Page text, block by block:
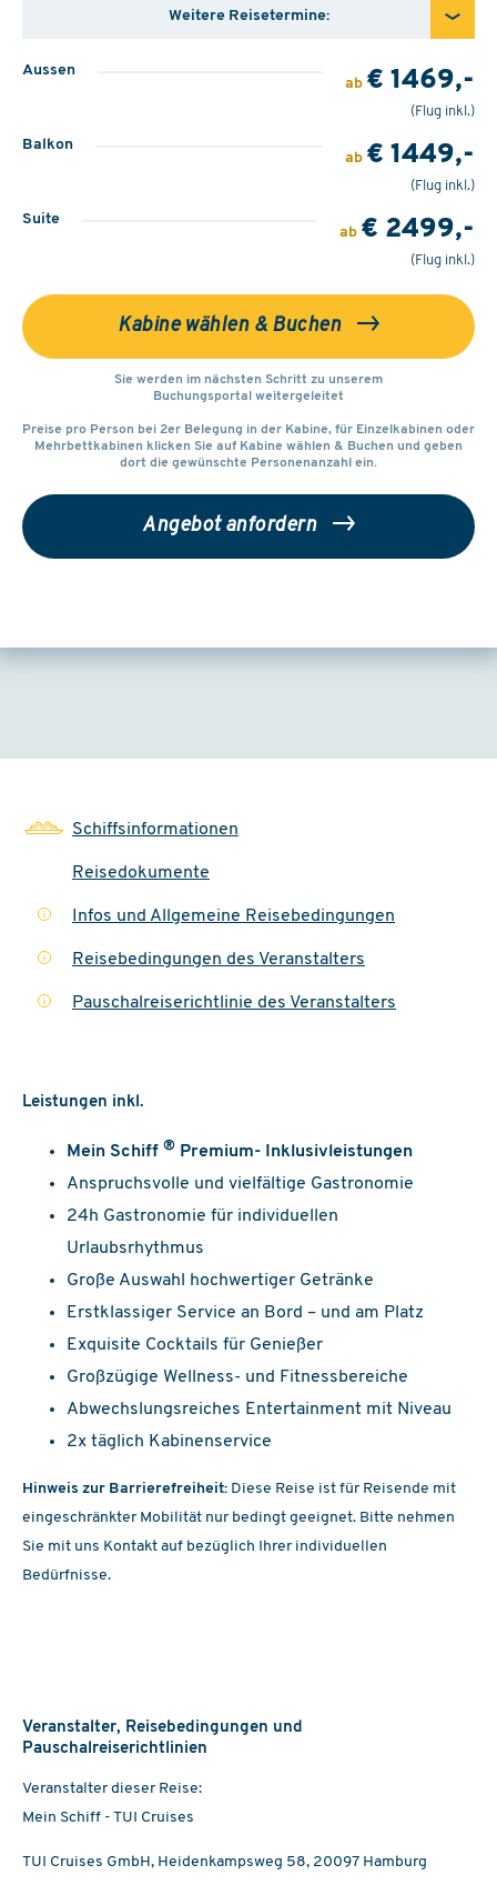
Weitere Reisetermine:
Aussen
ab € 1469,-
(Flug inkl.)
Balkon
ab € 1449,-
(Flug inkl.)
Suite
ab € 2499,-
(Flug inkl.)
Kabine wählen & Buchen
Sie werden im nächsten Schritt zu unserem
Buchungsportal weitergeleitet
Preise pro Person bei 2er Belegung in der Kabine, für Einzelkabinen oder
Mehrbettkabinen klicken Sie auf Kabine wählen & Buchen und geben
dort die gewünschte Personenanzahl ein.
Angebot anfordern
ab Gran Canaria
ab€ 1619,-
Außen
ab€ 1869,-
Balkon
ab€ 1919,-
€ 2129,-(Flug inkl.)
€ 1699,-(Flug inkl.)
15.11. - 22.11.2026
Mein Schiff Relax
Innen
€ 1959,- (Flug inkl.)
€ 2099,-(Flug inkl.)
Balkon
(Flug inkl.)
19.11. - 26.11.2026
Mein Schiff 7
Innen
ab€ 1639,-
27.11. - 04.12.2026
ab St. Cruz/Teneriffa
Mein Schiff Relax
Innen
ab€ 1349,-(Flug inkl.)
ab € 1429,-(Flug inkl.)
Schiffsinformationen
Reisedokumente
i Infos und Allgemeine Reisebedingungen
i Reisebedingungen des Veranstalters
i Pauschalreiserichtlinie des Veranstalters
Leistungen inkl.
Mein Schiff ® Premium- Inklusivleistungen
Anspruchsvolle und vielfältige Gastronomie
24h Gastronomie für individuellen
Urlaubsrhythmus
Große Auswahl hochwertiger Getränke
Erstklassiger Service an Bord – und am Platz
Exquisite Cocktails für Genießer
Großzügige Wellness- und Fitnessbereiche
Abwechslungsreiches Entertainment mit Niveau
2x täglich Kabinenservice
Hinweis zur Barrierefreiheit: Diese Reise ist für Reisende mit
eingeschränkter Mobilität nur bedingt geeignet. Bitte nehmen
Sie mit uns Kontakt auf bezüglich Ihrer individuellen
Bedürfnisse.
Veranstalter, Reisebedingungen und
Pauschalreiserichtlinien
Veranstalter dieser Reise:
Mein Schiff - TUI Cruises
TUI Cruises GmbH, Heidenkampsweg 58, 20097 Hamburg